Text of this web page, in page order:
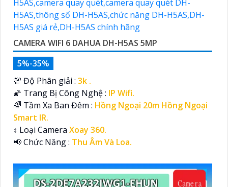
CAMERA WIFI 6 DAHUA DH-H5AS 5MP
5%-35%
💯 Độ Phân giải : 3k .
🌠 Trang Bị Công Nghệ : IP Wifi.
🌈 Tầm Xa Ban Đêm : Hồng Ngoại 20m Hồng Ngoại
Smart IR.
↕️ Loại Camera Xoay 360.
️📢 Chức Năng : Thu Âm Và Loa.